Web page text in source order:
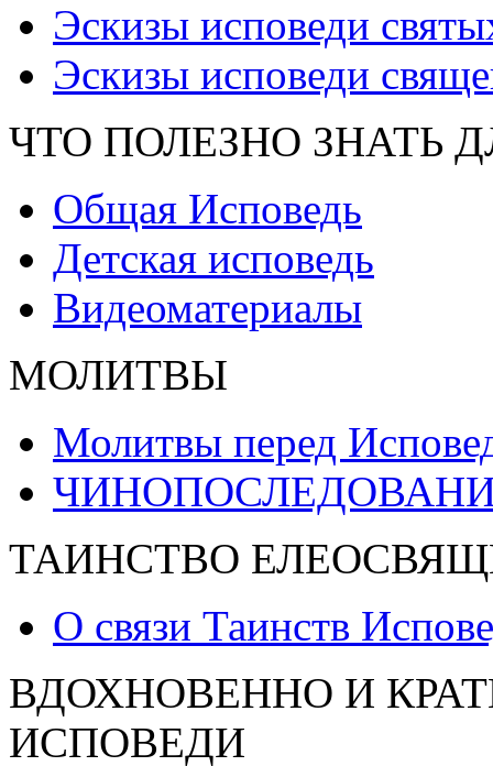
Эскизы исповеди
Эскизы исповеди
ЧТО ПОЛЕЗНО ЗНАТЬ
Общая Исповедь
Детская исповедь
Видеоматериалы
МОЛИТВЫ
Молитвы перед
ТАИНСТВО
О связи Таинств
ВДОХНОВЕННО И
ИСПОВЕДИ